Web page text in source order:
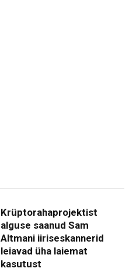
Krüptorahaprojektist
alguse saanud Sam
Altmani iiriseskannerid
leiavad üha laiemat
kasutust